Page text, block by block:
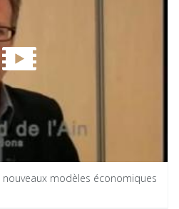
modèles économiques